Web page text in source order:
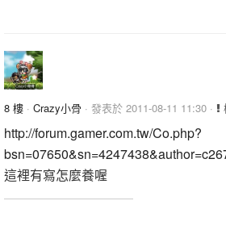
8 樓 · Crazy小骨 · 發表於 2011-08-11 11:30 ·
http://forum.gamer.com.tw/Co.php?
這裡有寫怎麼養喔